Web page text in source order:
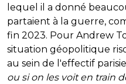
lequel il a donné
partaient à la guerre,
fin 2023. Pour Andrew
situation géopolitique
au sein de l'effectif
ou si on les voit en train